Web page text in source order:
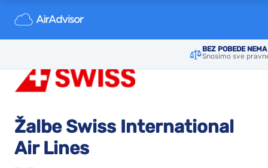
BEZ POBEDE
Snosimo sve
Žalbe Swiss International
Air Lines